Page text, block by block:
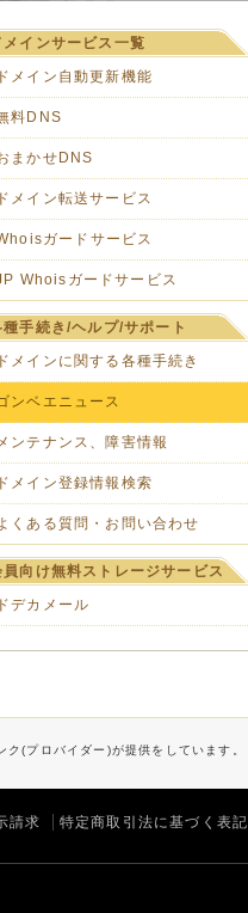
メインサービス一覧
ドメイン自動更新機能
料DNS
まかせDNS
ドメイン転送サービス
ガードサービス
Whoisガードサービス
種手続き/ヘルプ/サポート
ドメインに関する各種手続き
ンベエニュース
ンテナンス、障害情報
ドメイン登録情報検索
くある質問・お問い合わせ
員向け無料ストレージサービス
ドデカメール
(プロバイダー)が提供をしています。
請求 特定商取引法に基づく表記